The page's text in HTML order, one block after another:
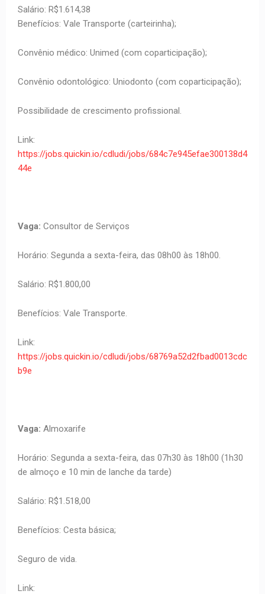
Salário: R$1.614,38
Benefícios: Vale Transporte (carteirinha);
Convênio médico: Unimed (com coparticipação);
Convênio odontológico: Uniodonto (com coparticipação);
Possibilidade de crescimento profissional.
Link:
https://jobs.quickin.io/cdludi/jobs/684c7e945efae300138d4
44e
Vaga: Consultor de Serviços
Horário: Segunda a sexta-feira, das 08h00 às 18h00.
Salário: R$1.800,00
Benefícios: Vale Transporte.
Link:
https://jobs.quickin.io/cdludi/jobs/68769a52d2fbad0013cdc
b9e
Vaga: Almoxarife
Horário: Segunda a sexta-feira, das 07h30 às 18h00 (1h30
de almoço e 10 min de lanche da tarde)
Salário: R$1.518,00
Benefícios: Cesta básica;
Seguro de vida.
Link: